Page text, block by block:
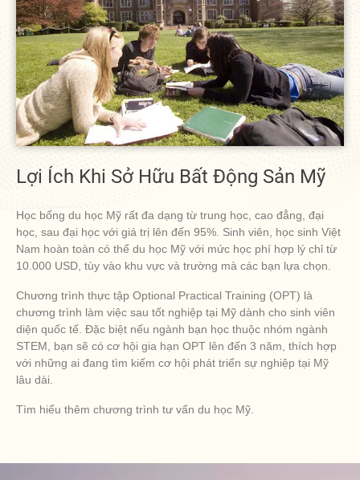
Lợi Ích Khi Sở Hữu Bất Động Sản Mỹ
Học bổng du học Mỹ rất đa dạng từ trung học, cao đẳng, đại
học, sau đại học với giá trị lên đến 95%. Sinh viên, học sinh Việt
Nam hoàn toàn có thể du học Mỹ với mức học phí hợp lý chỉ từ
10.000 USD, tùy vào khu vực và trường mà các bạn lựa chọn.
Chương trình thực tập Optional Practical Training (OPT) là
chương trình làm việc sau tốt nghiệp tại Mỹ dành cho sinh viên
diện quốc tế. Đặc biệt nếu ngành bạn học thuộc nhóm ngành
STEM, bạn sẽ có cơ hội gia hạn OPT lên đến 3 năm, thích hợp
với những ai đang tìm kiếm cơ hội phát triển sự nghiệp tại Mỹ
lâu dài.
Tìm hiểu thêm chương trình tư vấn du học Mỹ.